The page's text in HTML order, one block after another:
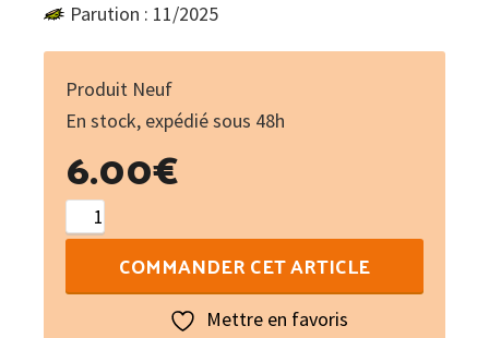
Parution : 11/2025
Produit Neuf
En stock, expédié sous 48h
6.00€
quantité
de
COMMANDER CET ARTICLE
Mettre en favoris